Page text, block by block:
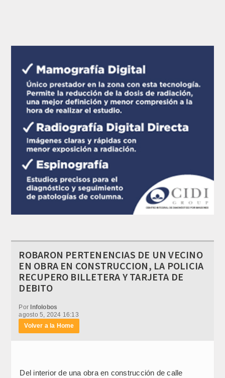
ROBARON PERTENENCIAS DE UN VECINO
EN OBRA EN CONSTRUCCION, LA POLICIA
RECUPERO BILLETERA Y TARJETA DE
DEBITO
PorInfolobos
agosto 5, 2024 16:13
Volver a la Home
Del interior de una obra en construcción de calle